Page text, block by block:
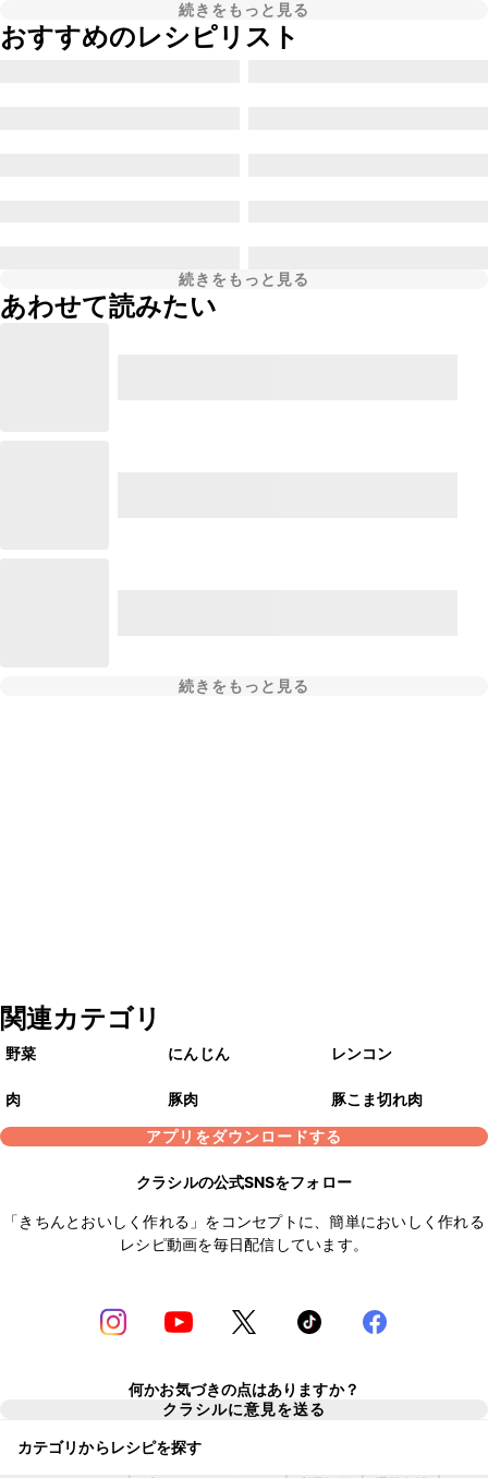
続きをもっと見る
おすすめのレシピリスト
続きをもっと見る
あわせて読みたい
続きをもっと見る
関連カテゴリ
野菜 にんじん レンコン
肉 豚肉
豚こま切れ肉
アプリをダウンロードする
クラシルの公式SNSをフォロー
「きちんとおいしく作れる」をコンセプトに、簡単においしく作れる
レシピ動画を毎日配信しています。
何かお気づきの点はありますか？
クラシルに意見を送る
カテゴリからレシピを探す